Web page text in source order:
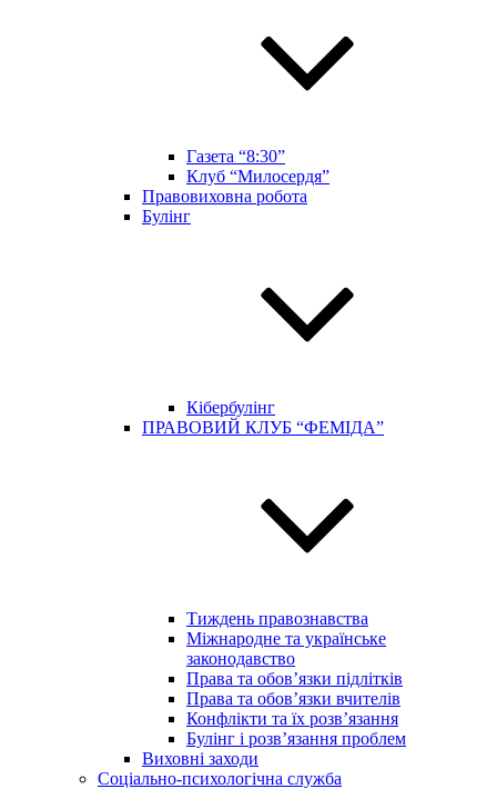
Газета “8:30”
Клуб “Милосердя”
Правовиховна робота
Булінг
Кібербулінг
ПРАВОВИЙ КЛУБ “ФЕМІДА”
Тиждень правознавства
Міжнародне та українське
законодавство
Права та обов’язки підлітків
Права та обов’язки вчителів
Конфлікти та їх розв’язання
Булінг і розв’язання проблем
Виховні заходи
Соціально-психологічна служба